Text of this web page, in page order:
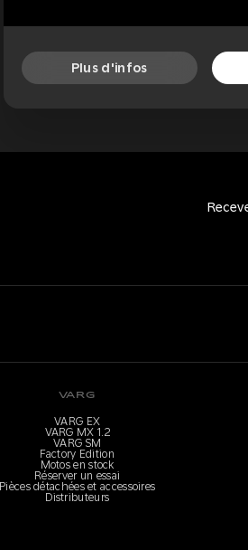
Plus d'infos
VARG
VARG EX
VARG MX 1.2
VARG SM
Factory Edition
Motos en stock
Réserver un essai
Pièces détachées et accessoires
Distributeurs